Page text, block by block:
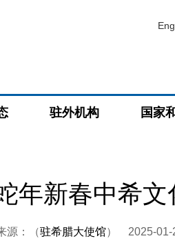
驻外机构 国家
年新春中希
源：（驻希腊大使馆） 2025-